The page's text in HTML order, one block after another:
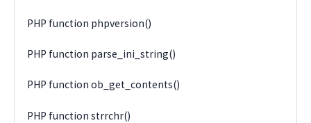
PHP function phpversion()
PHP function parse_ini_string()
PHP function ob_get_contents()
PHP function strrchr()